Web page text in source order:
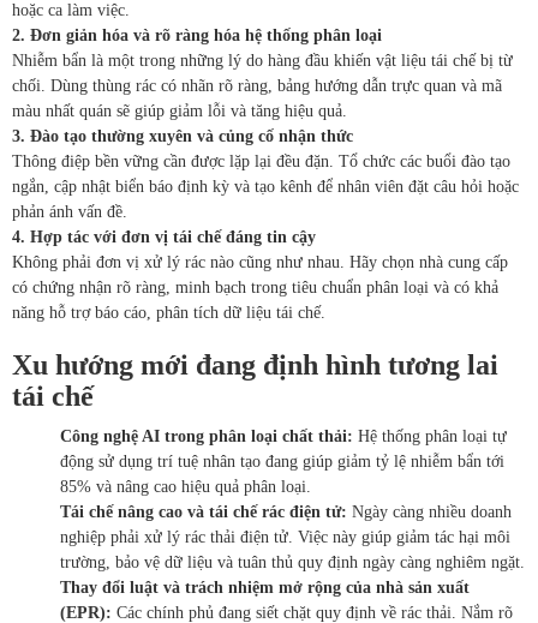
hoặc ca làm việc.
2. Đơn giản hóa và rõ ràng hóa hệ thống phân loại
Nhiễm bẩn là một trong những lý do hàng đầu khiến vật liệu tái chế bị từ
chối. Dùng thùng rác có nhãn rõ ràng, bảng hướng dẫn trực quan và mã
màu nhất quán sẽ giúp giảm lỗi và tăng hiệu quả.
3. Đào tạo thường xuyên và củng cố nhận thức
Thông điệp bền vững cần được lặp lại đều đặn. Tổ chức các buổi đào tạo
ngắn, cập nhật biển báo định kỳ và tạo kênh để nhân viên đặt câu hỏi hoặc
phản ánh vấn đề.
4. Hợp tác với đơn vị tái chế đáng tin cậy
Không phải đơn vị xử lý rác nào cũng như nhau. Hãy chọn nhà cung cấp
có chứng nhận rõ ràng, minh bạch trong tiêu chuẩn phân loại và có khả
năng hỗ trợ báo cáo, phân tích dữ liệu tái chế.
Xu hướng mới đang định hình tương lai
tái chế
Công nghệ AI trong phân loại chất thải: Hệ thống phân loại tự
động sử dụng trí tuệ nhân tạo đang giúp giảm tỷ lệ nhiễm bẩn tới
85% và nâng cao hiệu quả phân loại.
Tái chế nâng cao và tái chế rác điện tử: Ngày càng nhiều doanh
nghiệp phải xử lý rác thải điện tử. Việc này giúp giảm tác hại môi
trường, bảo vệ dữ liệu và tuân thủ quy định ngày càng nghiêm ngặt.
Thay đổi luật và trách nhiệm mở rộng của nhà sản xuất
(EPR): Các chính phủ đang siết chặt quy định về rác thải. Nắm rõ